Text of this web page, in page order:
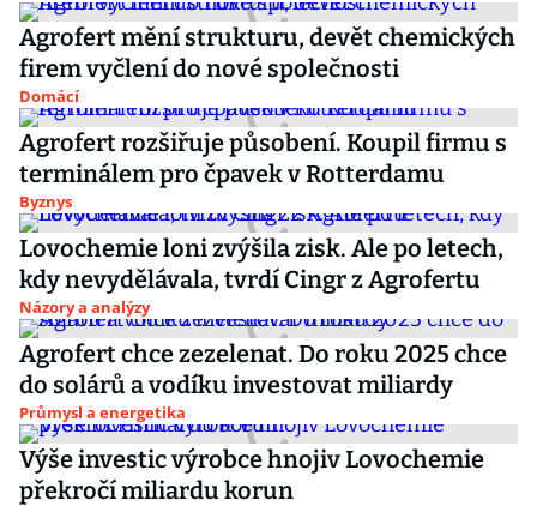
Agrofert mění strukturu, devět chemických
firem vyčlení do nové společnosti
Domácí
Agrofert rozšiřuje působení. Koupil firmu s
terminálem pro čpavek v Rotterdamu
Byznys
Lovochemie loni zvýšila zisk. Ale po letech,
kdy nevydělávala, tvrdí Cingr z Agrofertu
Názory a analýzy
Agrofert chce zezelenat. Do roku 2025 chce
do solárů a vodíku investovat miliardy
Průmysl a energetika
Výše investic výrobce hnojiv Lovochemie
překročí miliardu korun